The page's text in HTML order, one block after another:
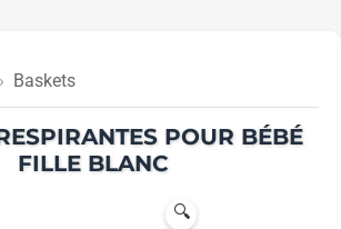
Baskets
POUR BÉBÉ
FILLE BLANC
🔍